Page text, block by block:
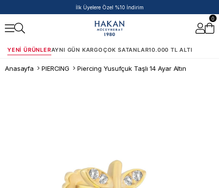
50.000 TL ve Üzeri Siparişlere Ek %5 İndirim Fırsatı!
0
YENI ÜRÜNLERAYNI GÜN KARGOÇOK SATANLAR10.000 TL ALTI
Anasayfa PIERCING Piercing Yusufçuk Taşlı 14 Ayar Altın